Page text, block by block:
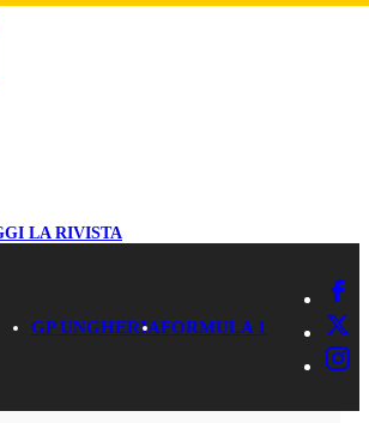
LA RIVISTA
GP UNGHERIAFORMULA 1